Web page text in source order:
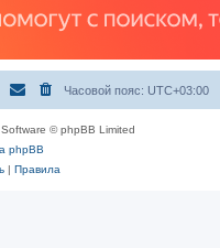
Часовой пояс: UTC+03:00
© phpBB Limited
phpBB
| Правила